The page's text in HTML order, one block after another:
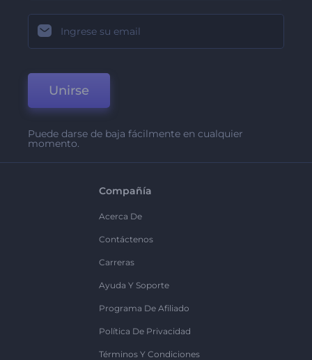
Unirse
Puede darse de baja fácilmente en cualquier
momento.
Compañía
Acerca De
Contáctenos
Carreras
Ayuda Y Soporte
Programa De Afiliado
Política De Privacidad
Términos Y Condiciones